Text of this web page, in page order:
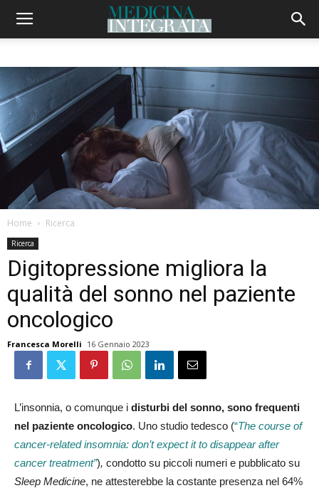
Home Ricerca
Ricerca
Digitopressione migliora la
qualità del sonno nel paziente
oncologico
Francesca Morelli 16 Gennaio 2023
L’insonnia, o comunque i disturbi del sonno, sono frequenti
nel paziente oncologico. Uno studio tedesco (“The course of
cancer-related insomnia: don’t expect it to disappear after
cancer treatment”), condotto su piccoli numeri e pubblicato su
Sleep Medicine, ne attesterebbe la costante presenza nel 64%